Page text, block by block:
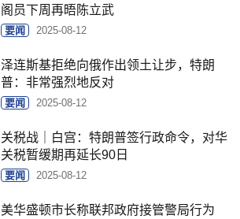
阁员下周再晤陈立武
要闻 2025-08-12
泽连斯基拒绝向俄作出领土让步，特朗
普：非常强烈地反对
要闻 2025-08-12
关税战｜白宫：特朗普签行政命令，对华
关税暂缓期再延长90日
要闻 2025-08-12
美华盛顿市长称联邦政府接管警局行为